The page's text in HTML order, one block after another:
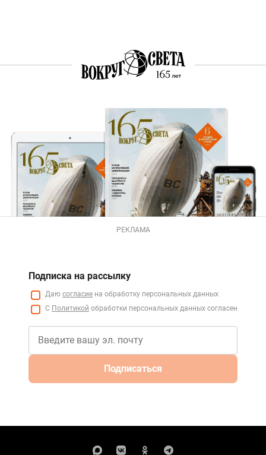
РЕКЛАМА
Подписка на рассылку
Даю согласие на обработку персональных данных
С Политикой обработки персональных данных согласен
Подписаться